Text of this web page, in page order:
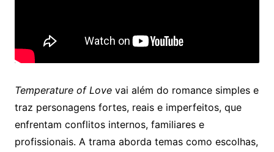
Temperature of Love vai além do romance simples e
traz personagens fortes, reais e imperfeitos, que
enfrentam conflitos internos, familiares e
profissionais. A trama aborda temas como escolhas,